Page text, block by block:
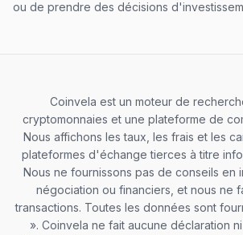
ou de prendre des décisions
Coinvela est un moteur de
cryptomonnaies et une plateforme de
Nous affichons les taux, les frais et les
plateformes d'échange tierces à titre
Nous ne fournissons pas de conseils en
négociation ou financiers, et nous ne
transactions. Toutes les données sont
». Coinvela ne fait aucune déclaration